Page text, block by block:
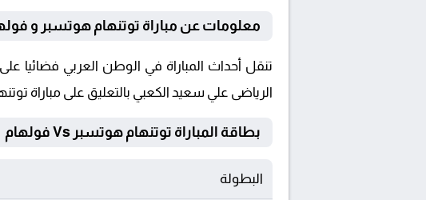
معلومات عن مباراة توتنهام هوتسبر و فولهام 2025-
الرياضى علي سعيد الكعبي بالتعليق على مباراة
بطاقة المباراة توتنهام هوتسبر Vs فولهام
البطولة